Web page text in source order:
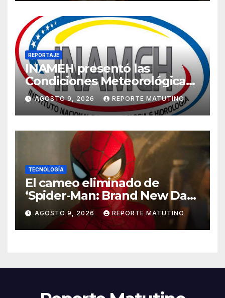
REPORTAJE
INAMEH presentó las
Condiciones Meteorológicas
para las próximas 24 horas,
de este domingo 9 de agosto
2026
AGOSTO 9, 2026 REPORTE MATUTINO
TECNOLOGÍA
El cameo eliminado de
‘Spider-Man: Brand New Day’
que ha enfadado a los fans
AGOSTO 9, 2026 REPORTE MATUTINO